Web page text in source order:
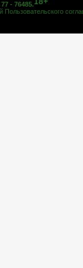
- 76485.
Пользовательского